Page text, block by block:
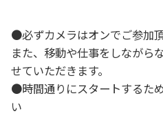
●必ずカメラはオンでご参加
また、移動や仕事をしながら
せていただきます。
●時間通りにスタートするた
い